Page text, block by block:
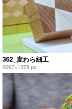
362_麦わら細工
2067×1378 px